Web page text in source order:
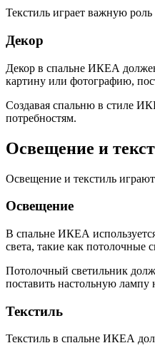
Текстиль играет важную
Декор
Декор в спальне ИКЕА
картину или фотографию,
Создавая спальню в стиле
потребностям.
Освещение и
Освещение и текстиль
Освещение
В спальне ИКЕА
света, такие как потолочные
Потолочный светильник
поставить настольную
Текстиль
Текстиль в спальне ИКЕА